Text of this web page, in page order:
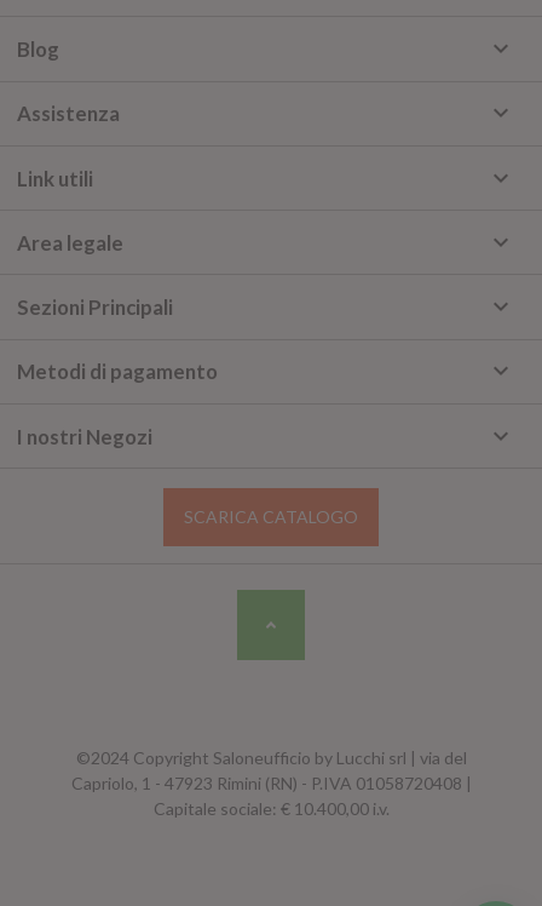
Blog keyboard_arrow_down
Assistenza keyboard_arrow_down
Link utili keyboard_arrow_down
Area legale keyboard_arrow_down
Sezioni Principali keyboard_arrow_down
Metodi di pagamento keyboard_arrow_down
I nostri Negozi keyboard_arrow_down
SCARICA CATALOGO
©2024 Copyright Saloneufficio by Lucchi srl | via del
Capriolo, 1 - 47923 Rimini (RN) - P.IVA 01058720408 |
Capitale sociale: € 10.400,00 i.v.